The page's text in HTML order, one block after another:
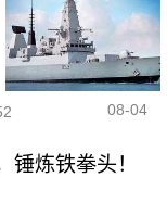
08-04
锤炼铁拳头！